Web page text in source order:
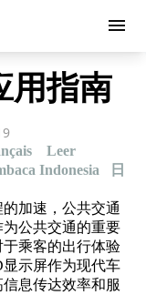
menu
用指南
Leer
Indonesia
日
加速，公共交通
公共交通的重要
乘客的出行体验
示屏作为现代车
息传达效率和服